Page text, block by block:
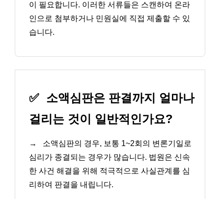
이 필요합니다. 이러한 서류들은 스캔하여 온라
인으로 첨부하거나 민원실에 직접 제출할 수 있
습니다.
✅ 소액심판은 판결까지 얼마나
걸리는 것이 일반적인가요?
→
소액심판의 경우, 보통 1~2회의 변론기일로
심리가 종결되는 경우가 많습니다. 법원은 신속
한 사건 해결을 위해 적극적으로 사실관계를 심
리하여 판결을 내립니다.